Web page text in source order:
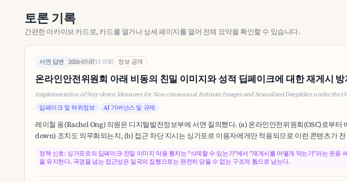
토론 기록
간편한 아카이브 카드로, 카드를 열거나 상세 페이지를 열어 전체 요약을 확인할 수 있습니다.
서면 답변 2026-07-0715 의회 정보 공개
온라인안전위원회 아래 비동의 친밀 이미지와 성적 딥페이크에 대한 재게시
Implementation of Stay-down Measures for Non-consensual Intimate Images and Sexualised Deepfakes under the
딥페이크 및 허위정보
AI 거버넌스 및 규제
레이철 옹(Rachel Ong) 의원은 디지털발전정보부에 서면 질의했다. (a) 온라인안전위원회(OSC)로부
down) 조치도 의무화되는지, (b) 접근 차단 지시는 싱가포르 이용자에게만 적용되므로 이런 콘텐츠가
정책 신호: 싱가포르의 딥페이크·친밀 이미지 악용 통치는 "삭제할 수 있는가"에서 "재게시를 어떻게 막는가"라는 운
을 유지한다. 국경을 넘는 접근성은 일국의 집행으로는 완전히 닫을 수 없는 구조적 틈으로 남는다.